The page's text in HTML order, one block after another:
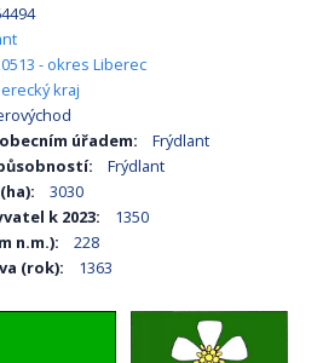
- okres Liberec
kraj
úřadem:
Frýdlant
Frýdlant
3030
k 2023:
1350
n.m.):
228
(rok):
1363